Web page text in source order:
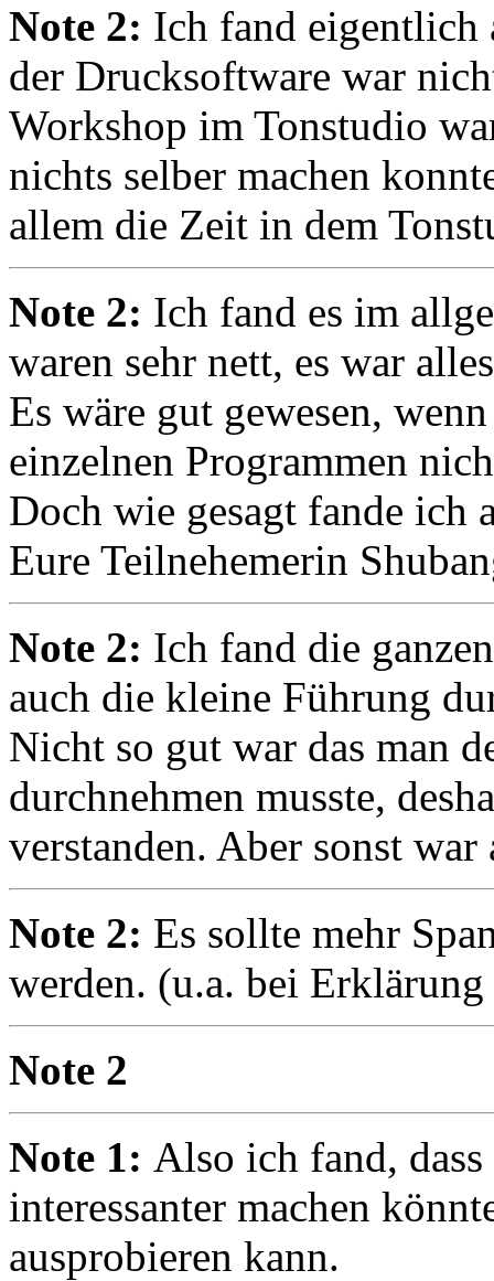
Note 2: Ich fand eigentlich
der Drucksoftware war
Workshop im Tonstudio
nichts selber machen
allem die Zeit in dem
Note 2: Ich fand es im
waren sehr nett, es war
Es wäre gut gewesen,
einzelnen Programmen
Doch wie gesagt fande ich
Eure Teilnehemerin
Note 2: Ich fand die
auch die kleine Führung
Nicht so gut war das man
durchnehmen musste,
verstanden. Aber sonst
Note 2: Es sollte mehr
werden. (u.a. bei
Note 2
Note 1: Also ich fand, dass
interessanter machen
ausprobieren kann.